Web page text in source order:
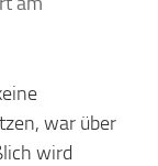
war über
wird